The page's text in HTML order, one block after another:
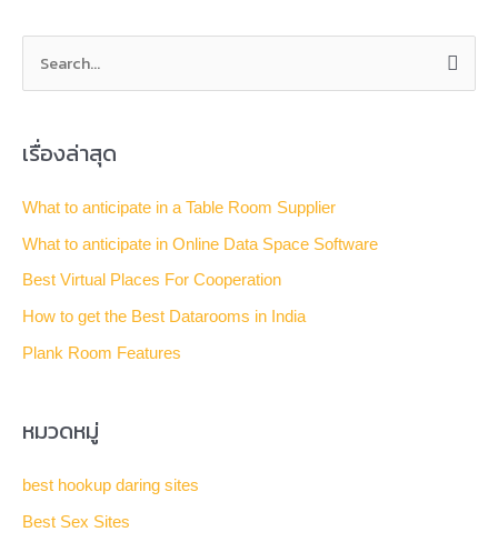
r
c
r
:
เรื่องล่าสุด
What to anticipate in a Table Room Supplier
What to anticipate in Online Data Space Software
Best Virtual Places For Cooperation
How to get the Best Datarooms in India
Plank Room Features
หมวดหมู่
best hookup daring sites
Best Sex Sites